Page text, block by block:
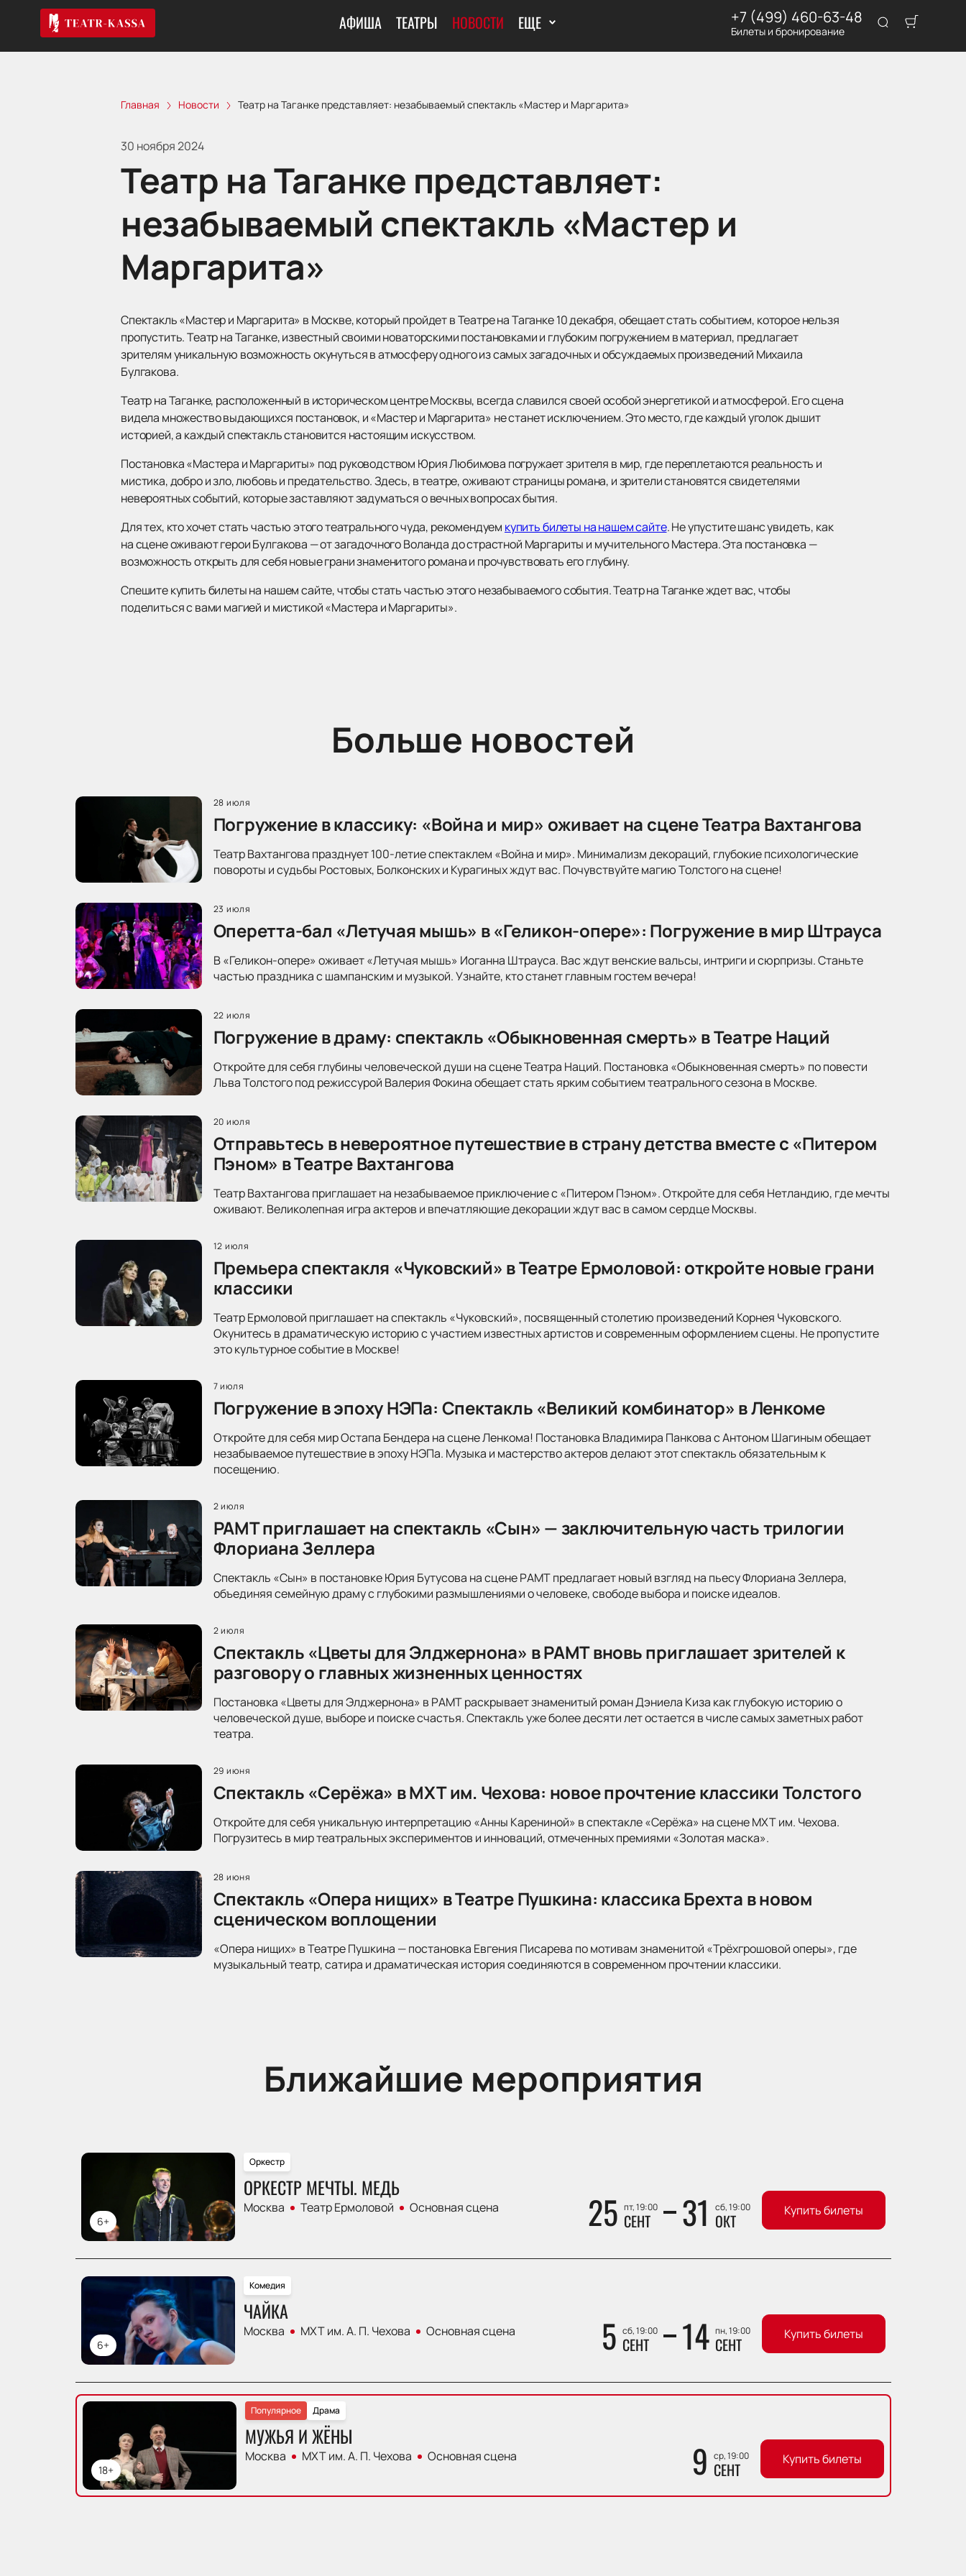
АФИША ТЕАТРЫ НОВОСТИ ЕЩЕ +7 (499) 460-63-48
Билеты и бронирование
Главная Новости Театр на Таганке представляет: незабываемый спектакль «Мастер и Маргарита»
30 ноября 2024
Театр на Таганке представляет:
незабываемый спектакль «Мастер и
Маргарита»
Спектакль «Мастер и Маргарита» в Москве, который пройдет в Театре на Таганке 10 декабря, обещает стать событием, которое нельзя
пропустить. Театр на Таганке, известный своими новаторскими постановками и глубоким погружением в материал, предлагает
зрителям уникальную возможность окунуться в атмосферу одного из самых загадочных и обсуждаемых произведений Михаила
Булгакова.
Театр на Таганке, расположенный в историческом центре Москвы, всегда славился своей особой энергетикой и атмосферой. Его сцена
видела множество выдающихся постановок, и «Мастер и Маргарита» не станет исключением. Это место, где каждый уголок дышит
историей, а каждый спектакль становится настоящим искусством.
Постановка «Мастера и Маргариты» под руководством Юрия Любимова погружает зрителя в мир, где переплетаются реальность и
мистика, добро и зло, любовь и предательство. Здесь, в театре, оживают страницы романа, и зрители становятся свидетелями
невероятных событий, которые заставляют задуматься о вечных вопросах бытия.
Для тех, кто хочет стать частью этого театрального чуда, рекомендуем купить билеты на нашем сайте. Не упустите шанс увидеть, как
на сцене оживают герои Булгакова — от загадочного Воланда до страстной Маргариты и мучительного Мастера. Эта постановка —
возможность открыть для себя новые грани знаменитого романа и прочувствовать его глубину.
Спешите купить билеты на нашем сайте, чтобы стать частью этого незабываемого события. Театр на Таганке ждет вас, чтобы
поделиться с вами магией и мистикой «Мастера и Маргариты».
Больше новостей
28 июля
Погружение в классику: «Война и мир» оживает на сцене Театра Вахтангова
Театр Вахтангова празднует 100-летие спектаклем «Война и мир». Минимализм декораций, глубокие психологические
повороты и судьбы Ростовых, Болконских и Курагиных ждут вас. Почувствуйте магию Толстого на сцене!
23 июля
Оперетта-бал «Летучая мышь» в «Геликон-опере»: Погружение в мир Штрауса
В «Геликон-опере» оживает «Летучая мышь» Иоганна Штрауса. Вас ждут венские вальсы, интриги и сюрпризы. Станьте
частью праздника с шампанским и музыкой. Узнайте, кто станет главным гостем вечера!
22 июля
Погружение в драму: спектакль «Обыкновенная смерть» в Театре Наций
Откройте для себя глубины человеческой души на сцене Театра Наций. Постановка «Обыкновенная смерть» по повести
Льва Толстого под режиссурой Валерия Фокина обещает стать ярким событием театрального сезона в Москве.
20 июля
Отправьтесь в невероятное путешествие в страну детства вместе с «Питером
Пэном» в Театре Вахтангова
Театр Вахтангова приглашает на незабываемое приключение с «Питером Пэном». Откройте для себя Нетландию, где мечты
оживают. Великолепная игра актеров и впечатляющие декорации ждут вас в самом сердце Москвы.
12 июля
Премьера спектакля «Чуковский» в Театре Ермоловой: откройте новые грани
классики
Театр Ермоловой приглашает на спектакль «Чуковский», посвященный столетию произведений Корнея Чуковского.
Окунитесь в драматическую историю с участием известных артистов и современным оформлением сцены. Не пропустите
это культурное событие в Москве!
7 июля
Погружение в эпоху НЭПа: Спектакль «Великий комбинатор» в Ленкоме
Откройте для себя мир Остапа Бендера на сцене Ленкома! Постановка Владимира Панкова с Антоном Шагиным обещает
незабываемое путешествие в эпоху НЭПа. Музыка и мастерство актеров делают этот спектакль обязательным к
посещению.
2 июля
РАМТ приглашает на спектакль «Сын» — заключительную часть трилогии
Флориана Зеллера
Спектакль «Сын» в постановке Юрия Бутусова на сцене РАМТ предлагает новый взгляд на пьесу Флориана Зеллера,
объединяя семейную драму с глубокими размышлениями о человеке, свободе выбора и поиске идеалов.
2 июля
Спектакль «Цветы для Элджернона» в РАМТ вновь приглашает зрителей к
разговору о главных жизненных ценностях
Постановка «Цветы для Элджернона» в РАМТ раскрывает знаменитый роман Дэниела Киза как глубокую историю о
человеческой душе, выборе и поиске счастья. Спектакль уже более десяти лет остается в числе самых заметных работ
театра.
29 июня
Спектакль «Серёжа» в МХТ им. Чехова: новое прочтение классики Толстого
Откройте для себя уникальную интерпретацию «Анны Карениной» в спектакле «Серёжа» на сцене МХТ им. Чехова.
Погрузитесь в мир театральных экспериментов и инноваций, отмеченных премиями «Золотая маска».
28 июня
Спектакль «Опера нищих» в Театре Пушкина: классика Брехта в новом
сценическом воплощении
«Опера нищих» в Театре Пушкина — постановка Евгения Писарева по мотивам знаменитой «Трёхгрошовой оперы», где
музыкальный театр, сатира и драматическая история соединяются в современном прочтении классики.
Ближайшие мероприятия
6+
Оркестр
ОРКЕСТР МЕЧТЫ. МЕДЬ
Москва Театр Ермоловой Основная сцена 25 пт, 19:00
СЕНТ 31 сб, 19:00
ОКТ Купить билеты
6+
Комедия
ЧАЙКА
Москва МХТ им. А. П. Чехова Основная сцена 5 сб, 19:00
СЕНТ 14 пн, 19:00
СЕНТ Купить билеты
18+
Драма
Популярное
МУЖЬЯ И ЖЁНЫ
Москва МХТ им. А. П. Чехова Основная сцена 9 ср, 19:00
СЕНТ Купить билеты